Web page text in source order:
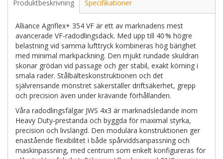
Produktbeskrivning Specifikationer
Alliance Agriflex+ 354 VF är ett av marknadens mest
avancerade VF‑radodlingsdäck. Med upp till 40 % högre
belastning vid samma lufttryck kombineras hög bärighet
med minimal markpackning. Den mjukt rundade skuldran
skonar grödan vid passage och ger stabil, exakt körning i
smala rader. Stålbälteskonstruktionen och det
självrensande mönstret säkerställer driftsäkerhet, grepp
och precision även under krävande förhållanden.
Våra radodlingsfälgar JWS 4x3 är marknadsledande inom
Heavy Duty‑prestanda och byggda för maximal styrka,
precision och livslängd. Den modulära konstruktionen ger
enastående flexibilitet i både spårviddsanpassning och
maskinpassning, med centrum som enkelt konfigureras för